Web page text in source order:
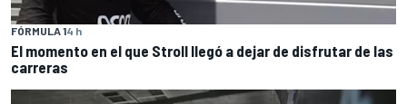
FÓRMULA 14 h
El momento en el que Stroll llegó a dejar de disfrutar de las
carreras